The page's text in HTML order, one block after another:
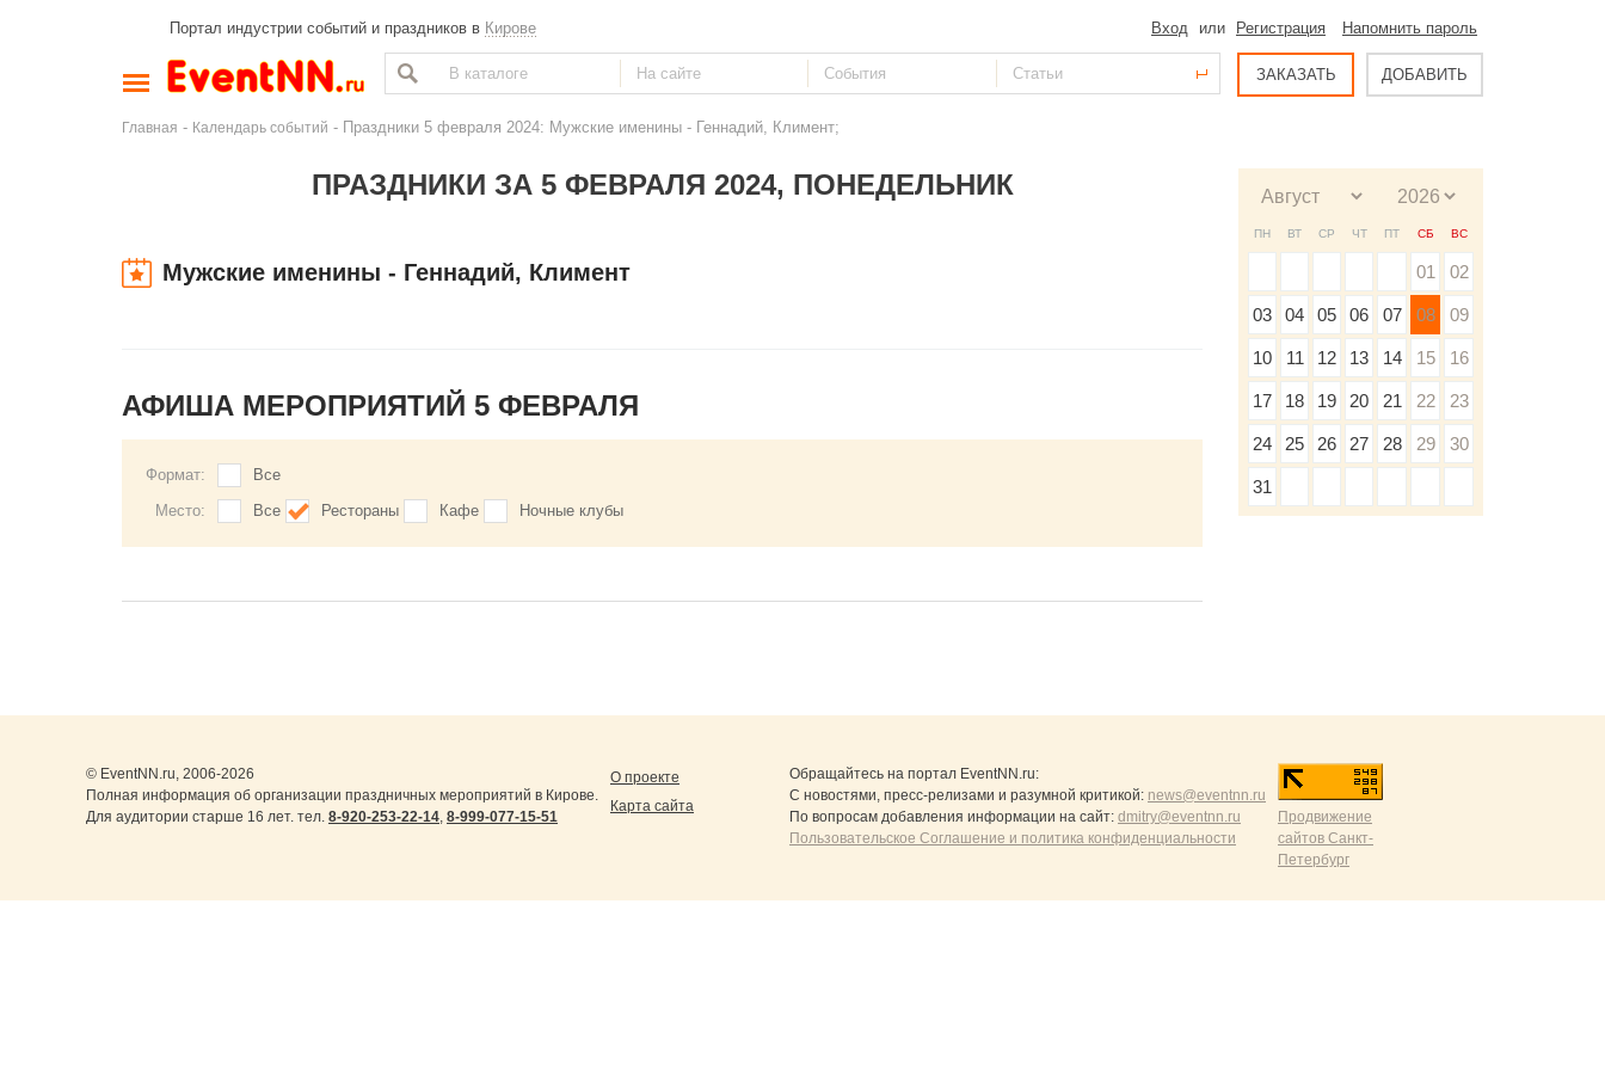
Портал индустрии событий и праздников в Кирове Вход или Регистрация Напомнить пароль
ЗАКАЗАТЬ ДОБАВИТЬ
Главная - Календарь событий - Праздники 5 февраля 2024: Мужские именины - Геннадий, Климент;
ПРАЗДНИКИ ЗА 5 ФЕВРАЛЯ 2024, ПОНЕДЕЛЬНИК
Мужские именины - Геннадий, Климент
АФИША МЕРОПРИЯТИЙ 5 ФЕВРАЛЯ
Формат:
Все
Место:
Все Рестораны Кафе Ночные клубы
ПН ВТ СР ЧТ ПТ СБ ВС
01 02
03 04 05 06 07 08 09
10 11 12 13 14 15 16
17 18 19 20 21 22 23
24 25 26 27 28 29 30
31
© EventNN.ru, 2006-2026
Полная информация об организации праздничных мероприятий в Кирове.
Для аудитории старше 16 лет. тел. 8-920-253-22-14, 8-999-077-15-51
О проекте
Карта сайта
Обращайтесь на портал EventNN.ru:
С новостями, пресс-релизами и разумной критикой: news@eventnn.ru
По вопросам добавления информации на сайт: dmitry@eventnn.ru
Пользовательское Соглашение и политика конфиденциальности
Продвижение
сайтов Санкт-
Петербург